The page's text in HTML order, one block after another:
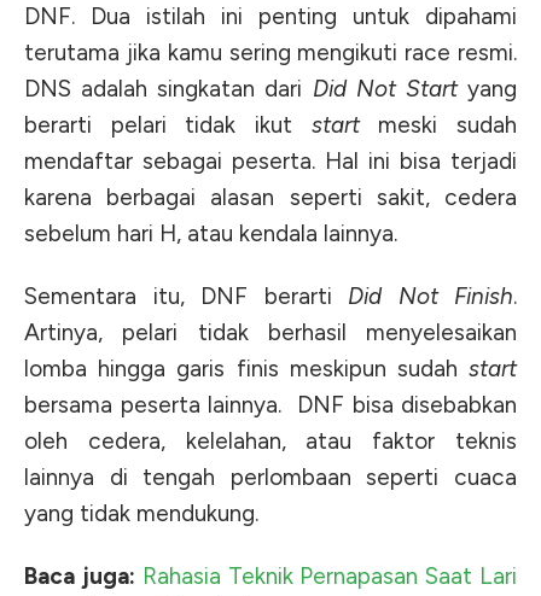
DNF. Dua istilah ini penting untuk dipahami
terutama jika kamu sering mengikuti race resmi.
DNS adalah singkatan dari Did Not Startyang
berarti pelari tidak ikut startmeski sudah
mendaftar sebagai peserta. Hal ini bisa terjadi
karena berbagai alasan seperti sakit, cedera
sebelum hari H, atau kendala lainnya.
Sementara itu, DNF berarti Did Not Finish.
Artinya, pelari tidak berhasil menyelesaikan
lomba hingga garis finis meskipun sudah start
bersama peserta lainnya. DNF bisa disebabkan
oleh cedera, kelelahan, atau faktor teknis
lainnya di tengah perlombaan seperti cuaca
yang tidak mendukung.
Baca juga: Rahasia Teknik Pernapasan Saat Lari